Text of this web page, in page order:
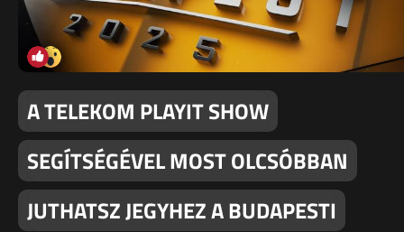
A TELEKOM PLAYIT SHOW
SEGÍTSÉGÉVEL MOST OLCSÓBBAN
JUTHATSZ JEGYHEZ A BUDAPESTI